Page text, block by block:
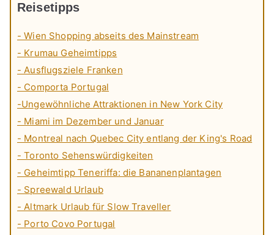
Reisetipps
- Wien Shopping abseits des Mainstream
- Krumau Geheimtipps
- Ausflugsziele Franken
- Comporta Portugal
-Ungewöhnliche Attraktionen in New York City
- Miami im Dezember und Januar
- Montreal nach Quebec City entlang der King's Road
- Toronto Sehenswürdigkeiten
- Geheimtipp Teneriffa: die Bananenplantagen
- Spreewald Urlaub
- Altmark Urlaub für Slow Traveller
- Porto Covo Portugal